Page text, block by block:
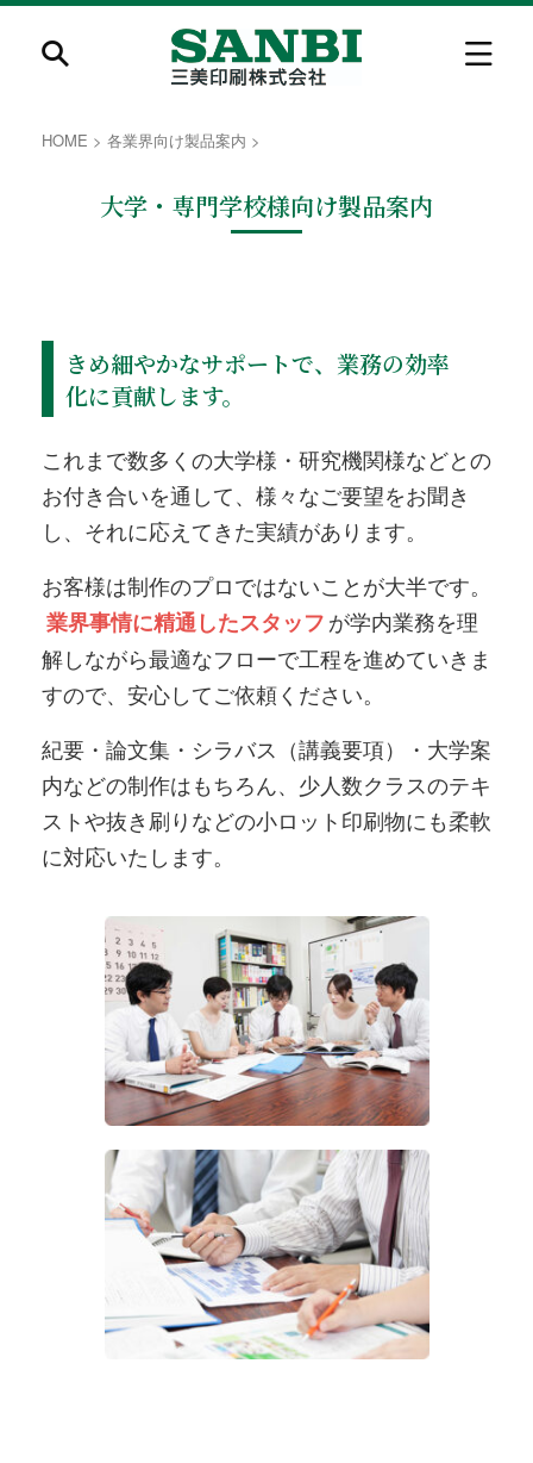
HOME > 各業界向け製品案内 >
大学・専門学校様向け製品案内
きめ細やかなサポートで、業務の効率
化に貢献します。
これまで数多くの大学様・研究機関様などとの
お付き合いを通して、様々なご要望をお聞き
し、それに応えてきた実績があります。
お客様は制作のプロではないことが大半です。
業界事情に精通したスタッフが学内業務を理
解しながら最適なフローで工程を進めていきま
すので、安心してご依頼ください。
紀要・論文集・シラバス（講義要項）・大学案
内などの制作はもちろん、少人数クラスのテキ
ストや抜き刷りなどの小ロット印刷物にも柔軟
に対応いたします。